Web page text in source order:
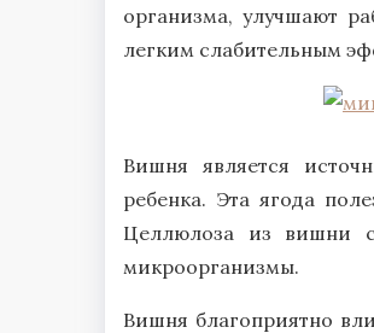
организма, улучшают
легким слабительным
Вишня является
ребенка. Эта ягода
Целлюлоза из вишни
микроорганизмы.
Вишня благоприятно